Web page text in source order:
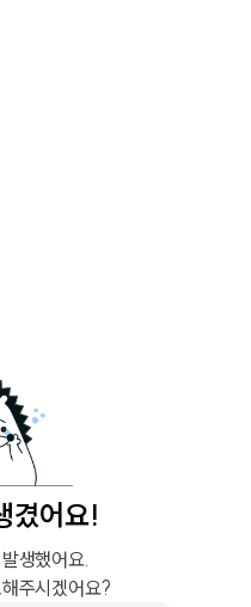
겼어요!
생했어요.
주시겠어요?